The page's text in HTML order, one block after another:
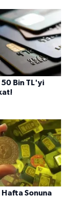
Bin TL'yi
Hafta Sonuna